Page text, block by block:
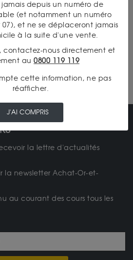
RÉSEAU :
PRODUITS
la lettre d'actualités
la newsletter Achat-Or-et-
au courant des cours tous les
depuis un numéro de
(et notamment un numéro
et ne se déplaceront jamais
à la suite d'une vente.
contactez-nous directement et
au 0800 119 119
cette information, ne pas
réafficher.
J'AI COMPRIS